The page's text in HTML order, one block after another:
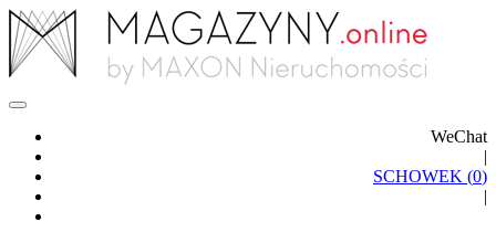
WeChat
|
SCHOWEK (0)
|